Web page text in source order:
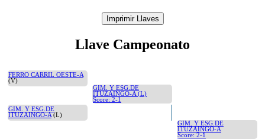
Imprimir Llaves
Llave Campeonato
FERRO CARRIL OESTE-A
(V)
GIM. Y ESG.DE
ITUZAINGO-A (L)
GIM. Y ESG.DE
ITUZAINGO-A (L)
Score: 2-1
GIM. Y ESG.DE
ITUZAINGO-A
Score: 2-1